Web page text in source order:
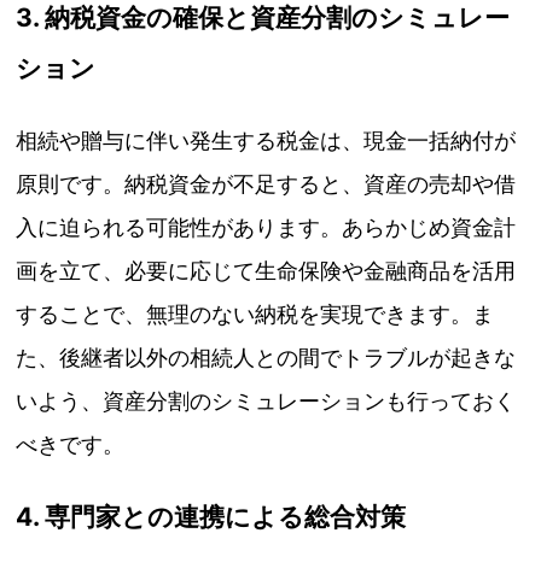
3. 納税資金の確保と資産分割のシミュレー
ション
相続や贈与に伴い発生する税金は、現金一括納付が
原則です。納税資金が不足すると、資産の売却や借
入に迫られる可能性があります。あらかじめ資金計
画を立て、必要に応じて生命保険や金融商品を活用
することで、無理のない納税を実現できます。ま
た、後継者以外の相続人との間でトラブルが起きな
いよう、資産分割のシミュレーションも行っておく
べきです。
4. 専門家との連携による総合対策